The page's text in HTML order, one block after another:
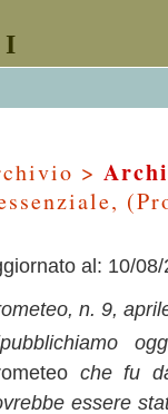
>
al: 10/08/
n. 9,
che fu
essere